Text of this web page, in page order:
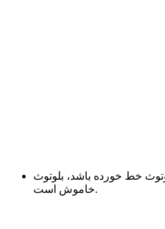
خط خورده باشد، بلوتوث
خاموش است.